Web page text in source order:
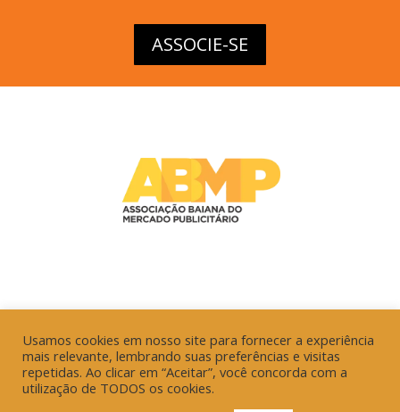
ASSOCIE-SE
Usamos cookies em nosso site para fornecer a experiência
mais relevante, lembrando suas preferências e visitas
repetidas. Ao clicar em “Aceitar”, você concorda com a
utilização de TODOS os cookies.